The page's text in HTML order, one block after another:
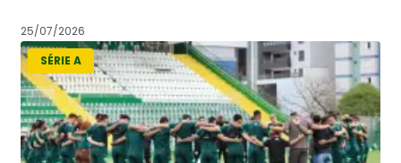
25/07/2026
SÉRIE A